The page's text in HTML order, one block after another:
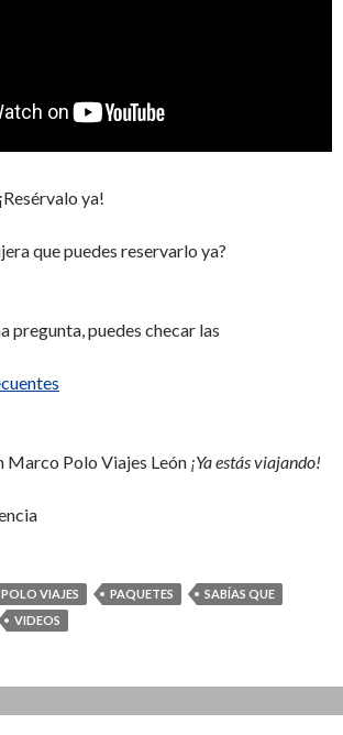
ya!
que puedes reservarlo ya?
pregunta, puedes checar las
Marco Polo Viajes León ¡Ya estás viajando!
VIAJES PAQUETES
SABÍAS QUE
VIDEOS